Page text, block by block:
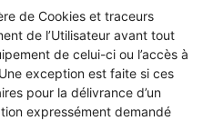
de Cookies et traceurs
de l’Utilisateur avant tout
de celui-ci ou l’accès à
exception est faite si ces
pour la délivrance d’un
expressément demandé